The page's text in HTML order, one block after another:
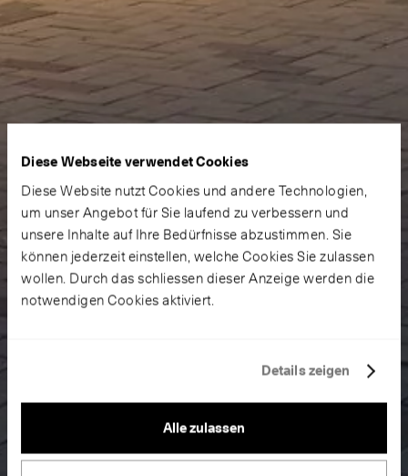
Diese Webseite verwendet Cookies
Diese Website nutzt Cookies und andere Technologien,
um unser Angebot für Sie laufend zu verbessern und
unsere Inhalte auf Ihre Bedürfnisse abzustimmen. Sie
können jederzeit einstellen, welche Cookies Sie zulassen
wollen. Durch das schliessen dieser Anzeige werden die
notwendigen Cookies aktiviert.
Details zeigen
Alle zulassen